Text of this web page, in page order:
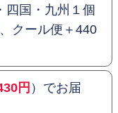
四国・九州１個
クール便＋440
円 ）でお届